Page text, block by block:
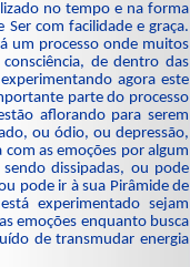
no tempo e na forma
com facilidade e graça.
um processo onde muitos
de dentro das
agora este
parte do processo
aflorando para serem
ou ódio, ou depressão,
as emoções por algum
dissipadas, ou pode
pode ir à sua Pirâmide de
experimentado sejam
emoções enquanto busca
de transmudar energia